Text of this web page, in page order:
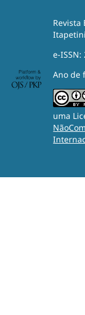
Revista
e-ISSN:
Ano de
uma